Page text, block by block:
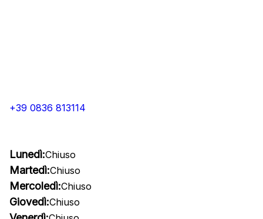
+39 0836 813114
Lunedì:Chiuso
Martedì:Chiuso
Mercoledì:Chiuso
Giovedì:Chiuso